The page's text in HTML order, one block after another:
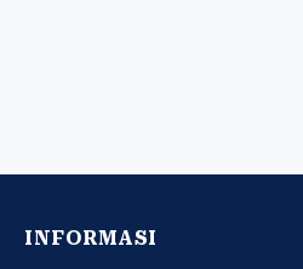
INFORMASI